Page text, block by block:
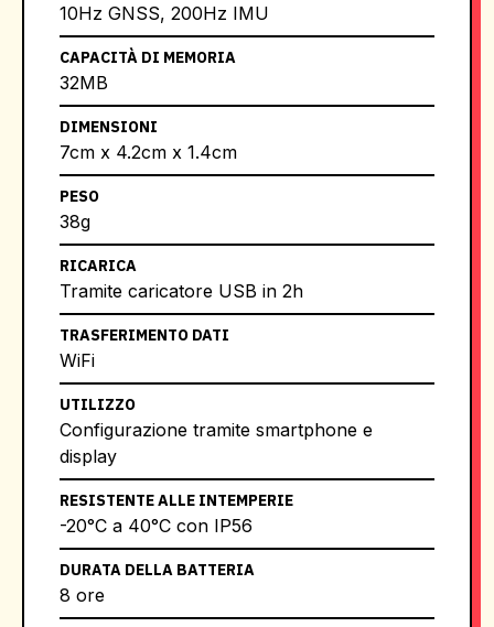
10Hz GNSS, 200Hz IMU
CAPACITÀ DI MEMORIA
32MB
DIMENSIONI
7cm x 4.2cm x 1.4cm
PESO
38g
RICARICA
Tramite caricatore USB in 2h
TRASFERIMENTO DATI
WiFi
UTILIZZO
Configurazione tramite smartphone e
display
RESISTENTE ALLE INTEMPERIE
-20°C a 40°C con IP56
DURATA DELLA BATTERIA
8 ore